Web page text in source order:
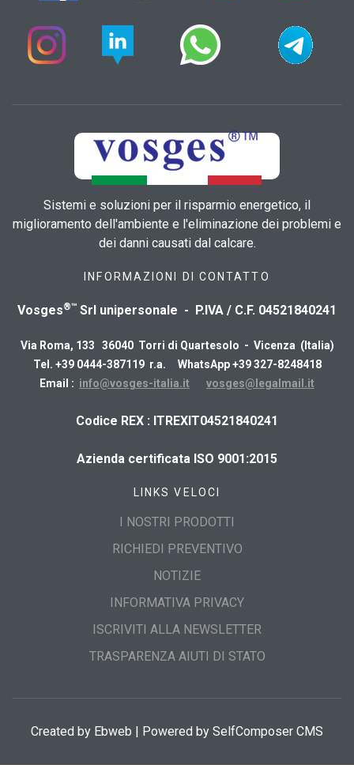
Sistemi e soluzioni per il risparmio energetico, il
miglioramento dell'ambiente e l'eliminazione dei problemi e
dei danni causati dal calcare.
INFORMAZIONI DI CONTATTO
Vosges®™ Srl unipersonale - P.IVA / C.F. 04521840241
Via Roma, 133 36040 Torri di Quartesolo - Vicenza (Italia)
Tel. +39 0444-387119 r.a. WhatsApp +39 327-8248418
Email : info@vosges-italia.it vosges@legalmail.it
​Codice REX : ITREXIT04521840241
Azienda certificata ISO 9001:2015
LINKS VELOCI
I NOSTRI PRODOTTI
RICHIEDI PREVENTIVO
NOTIZIE
INFORMATIVA PRIVACY
ISCRIVITI ALLA NEWSLETTER
TRASPARENZA AIUTI DI STATO
Created by Ebweb | Powered by SelfComposer CMS